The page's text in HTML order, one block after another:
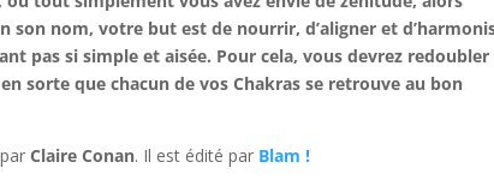
son nom, votre but est de nourrir, d’aligner et
pas si simple et aisée. Pour cela, vous devrez redoubler
sorte que chacun de vos Chakras se retrouve au bon
parClaire Conan. Il est édité par Blam !